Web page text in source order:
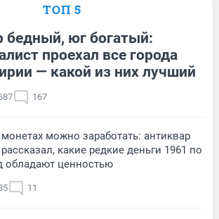
ТОП 5
бедный, юг богатый:
проехал все города
— какой из них лучший
167
монетах можно заработать: антиквар
какие редкие деньги 1961 по
обладают ценностью
11